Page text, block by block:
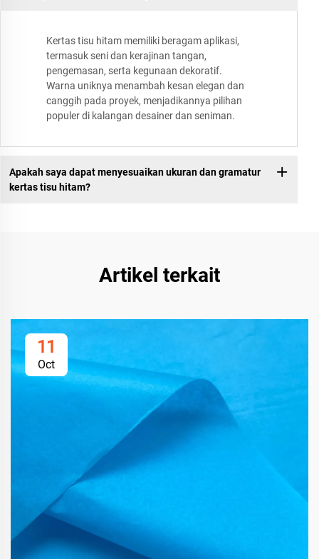
Kertas tisu hitam memiliki beragam aplikasi,
termasuk seni dan kerajinan tangan,
pengemasan, serta kegunaan dekoratif.
Warna uniknya menambah kesan elegan dan
canggih pada proyek, menjadikannya pilihan
populer di kalangan desainer dan seniman.
Apakah saya dapat menyesuaikan ukuran dan gramatur
kertas tisu hitam?
Artikel terkait
11
Oct